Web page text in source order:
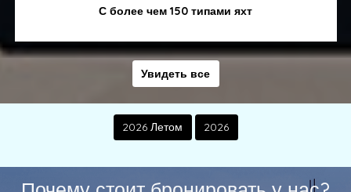
С более чем 150 типами яхт
Увидеть все
2026 Летом 2026